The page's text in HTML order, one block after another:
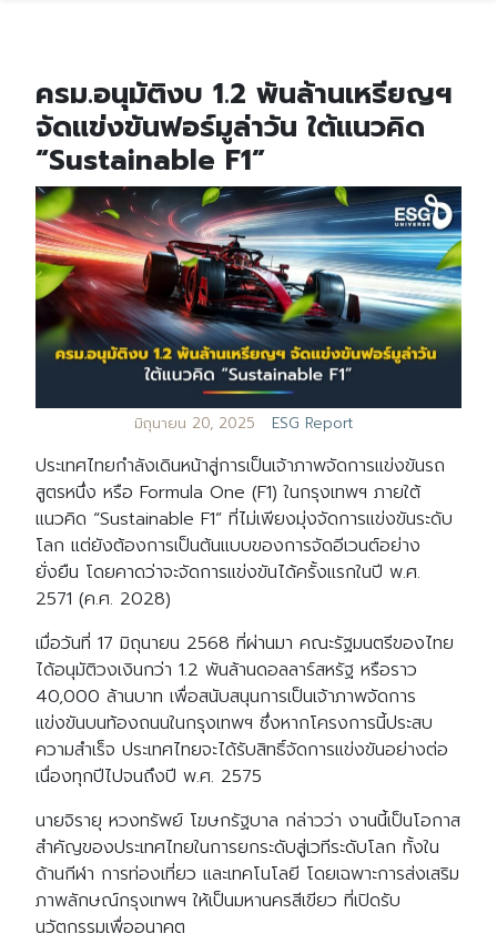
ครม.อนุมัติงบ 1.2 พันล้านเหรียญฯ
จัดแข่งขันฟอร์มูล่าวัน ใต้แนวคิด
“Sustainable F1”
มิถุนายน 20, 2025 ESG Report
ประเทศไทยกำลังเดินหน้าสู่การเป็นเจ้าภาพจัดการแข่งขันรถ
สูตรหนึ่ง หรือ Formula One (F1) ในกรุงเทพฯ ภายใต้
แนวคิด “Sustainable F1” ที่ไม่เพียงมุ่งจัดการแข่งขันระดับ
โลก แต่ยังต้องการเป็นต้นแบบของการจัดอีเวนต์อย่าง
ยั่งยืน โดยคาดว่าจะจัดการแข่งขันได้ครั้งแรกในปี พ.ศ.
2571 (ค.ศ. 2028)
เมื่อวันที่ 17 มิถุนายน 2568 ที่ผ่านมา คณะรัฐมนตรีของไทย
ได้อนุมัติวงเงินกว่า 1.2 พันล้านดอลลาร์สหรัฐ หรือราว
40,000 ล้านบาท เพื่อสนับสนุนการเป็นเจ้าภาพจัดการ
แข่งขันบนท้องถนนในกรุงเทพฯ ซึ่งหากโครงการนี้ประสบ
ความสำเร็จ ประเทศไทยจะได้รับสิทธิ์จัดการแข่งขันอย่างต่อ
เนื่องทุกปีไปจนถึงปี พ.ศ. 2575
นายจิรายุ หวงทรัพย์ โฆษกรัฐบาล กล่าวว่า งานนี้เป็นโอกาส
สำคัญของประเทศไทยในการยกระดับสู่เวทีระดับโลก ทั้งใน
ด้านกีฬา การท่องเที่ยว และเทคโนโลยี โดยเฉพาะการส่งเสริม
ภาพลักษณ์กรุงเทพฯ ให้เป็นมหานครสีเขียว ที่เปิดรับ
นวัตกรรมเพื่ออนาคต